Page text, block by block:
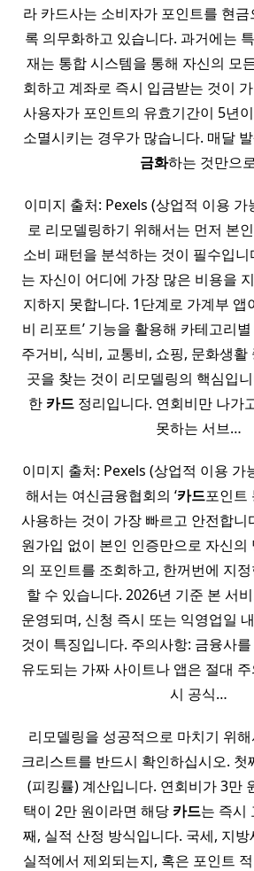
라 카드사는 소비자가 포인트를 현
록 의무화하고 있습니다. 과거에는
재는 통합 시스템을 통해 자신의 모
회하고 계좌로 즉시 입금받는 것이
사용자가 포인트의 유효기간이 5년
소멸시키는 경우가 많습니다. 매달
금화하는 것만으
이미지 출처: Pexels (상업적 이용 가
로 리모델링하기 위해서는 먼저 본
소비 패턴을 분석하는 것이 필수입
는 자신이 어디에 가장 많은 비용을
지하지 못합니다. 1단계로 가계부 앱
비 리포트’ 기능을 활용해 카테고리
주거비, 식비, 교통비, 쇼핑, 문화생활
곳을 찾는 것이 리모델링의 핵심입
한 카드 정리입니다. 연회비만 나가
못하는 서브…
이미지 출처: Pexels (상업적 이용 가
해서는 여신금융협회의 ‘카드포인트
사용하는 것이 가장 빠르고 안전합니
원가입 없이 본인 인증만으로 자신의
의 포인트를 조회하고, 한꺼번에 지
할 수 있습니다. 2026년 기준 본 서
운영되며, 신청 즉시 또는 익영업일
것이 특징입니다. 주의사항: 금융사
유도되는 가짜 사이트나 앱은 절대
시 공식…
리모델링을 성공적으로 마치기 위
크리스트를 반드시 확인하십시오. 첫
(피킹률) 계산입니다. 연회비가 3만
택이 2만 원이라면 해당 카드는 즉시
째, 실적 산정 방식입니다. 국세, 지
실적에서 제외되는지, 혹은 포인트